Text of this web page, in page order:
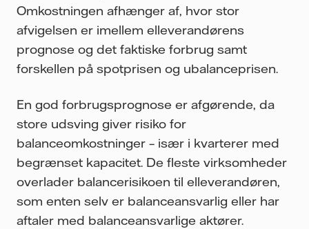
Omkostningen afhænger af, hvor stor
afvigelsen er imellem elleverandørens
prognose og det faktiske forbrug samt
forskellen på spotprisen og ubalanceprisen.
En god forbrugsprognose er afgørende, da
store udsving giver risiko for
balanceomkostninger – især i kvarterer med
begrænset kapacitet. De fleste virksomheder
overlader balancerisikoen til elleverandøren,
som enten selv er balanceansvarlig eller har
aftaler med balanceansvarlige aktører.